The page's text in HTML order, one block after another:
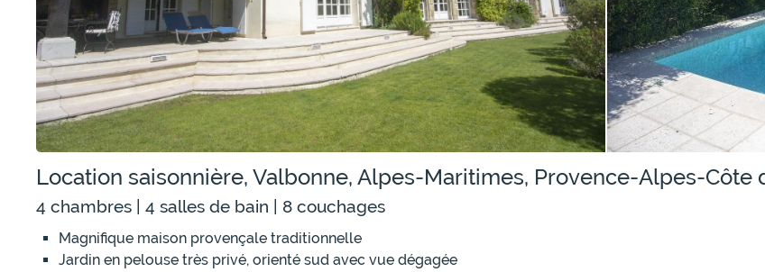
Location saisonnière, Valbonne, Alpes-Maritimes, Provence-Alpes-Côte
4 chambres | 4 salles de bain | 8 couchages
Magnifique maison provençale traditionnelle
Jardin en pelouse très privé, orienté sud avec vue dégagée